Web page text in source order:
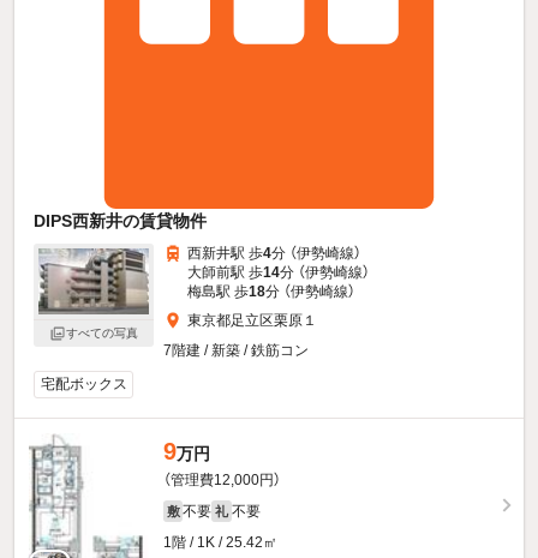
DIPS西新井の賃貸物件
すべての写真
西新井駅 歩4分 （伊勢崎線）
大師前駅 歩14分 （伊勢崎線）
梅島駅 歩18分 （伊勢崎線）
東京都足立区栗原１
7階建 / 新築 / 鉄筋コン
宅配ボックス
9万円
（管理費12,000円）
敷 不要 礼 不要
1階 / 1K / 25.42㎡